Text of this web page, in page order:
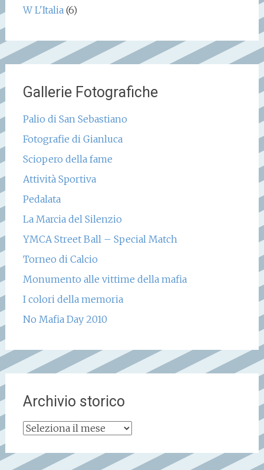
W L'Italia(6)
Gallerie Fotografiche
Palio di San Sebastiano
Fotografie di Gianluca
Sciopero della fame
Attività Sportiva
Pedalata
La Marcia del Silenzio
YMCA Street Ball – Special Match
Torneo di Calcio
Monumento alle vittime della mafia
I colori della memoria
No Mafia Day 2010
Archivio storico
Archivio